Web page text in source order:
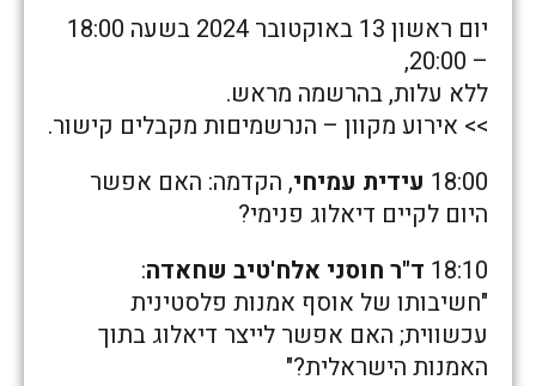
יום ראשון 13 באוקטובר 2024 בשעה 18:00
– 20:00,
ללא עלות, בהרשמה מראש.
>> אירוע מקוון – הנרשמיםות מקבלים קישור.
18:00 עידית עמיחי, הקדמה: האם אפשר
היום לקיים דיאלוג פנימי?
18:10 ד"ר חוסני אלח'טיב שחאדה:
"חשיבותו של אוסף אמנות פלסטינית
עכשווית; האם אפשר לייצר דיאלוג בתוך
האמנות הישראלית?"